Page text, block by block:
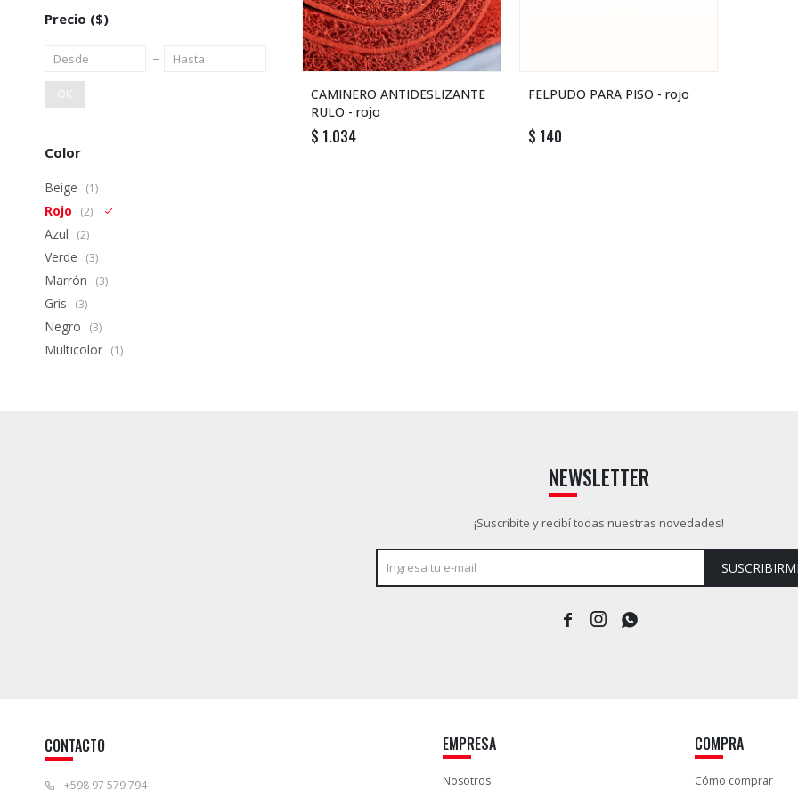
CAMINERO ANTIDESLIZANTE
RULO - rojo
$ 1.034
FELPUDO PARA PISO - rojo
$ 140
Precio ($)
OK
Color
Beige (1)
Rojo (2)
Azul (2)
Verde (3)
Marrón (3)
Gris (3)
Negro (3)
Multicolor (1)
CONTACTO
+598 97 579 794
EMPRESA
Nosotros
COMPRA
Cómo comprar
NEWSLETTER
¡Suscribite y recibí todas nuestras novedades!
  